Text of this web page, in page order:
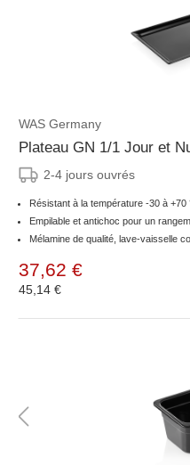
WAS Germany
Plateau GN 1/1 Jour et
2-4 jours ouvrés
Résistant à la température -30 à +70
Empilable et antichoc pour un
Mélamine de qualité, lave-vaisselle
37,62 €
45,14 €